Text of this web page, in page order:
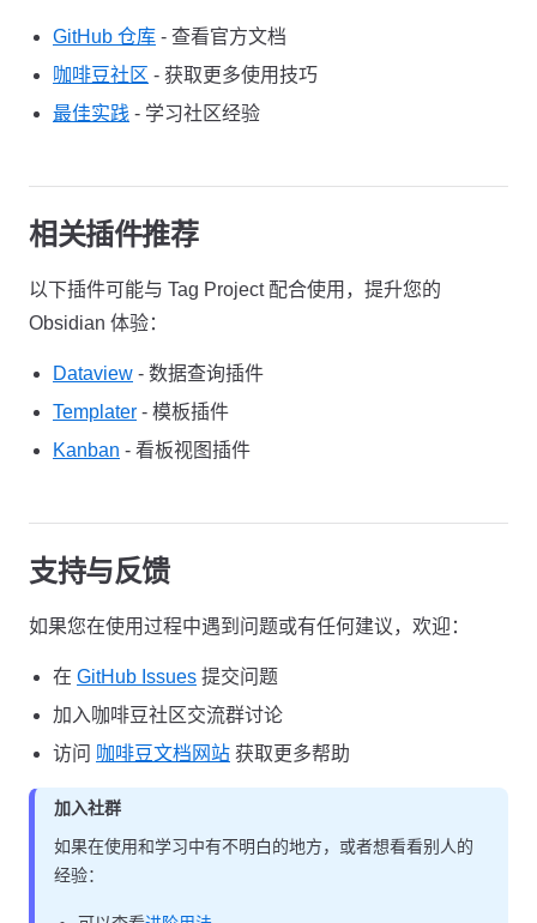
GitHub 仓库 - 查看官方文档
咖啡豆社区 - 获取更多使用技巧
最佳实践 - 学习社区经验
相关插件推荐
以下插件可能与 Tag Project 配合使用，提升您的
Obsidian 体验：
Dataview - 数据查询插件
Templater - 模板插件
Kanban - 看板视图插件
支持与反馈
如果您在使用过程中遇到问题或有任何建议，欢迎：
在 GitHub Issues 提交问题
加入咖啡豆社区交流群讨论
访问 咖啡豆文档网站 获取更多帮助
加入社群
如果在使用和学习中有不明白的地方，或者想看看别人的
经验：